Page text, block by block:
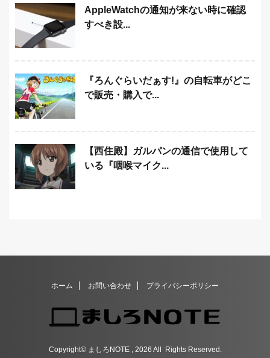
AppleWatchの通知が来ない時に確認
すべき設...
『ろんぐらいだぁす!』の自転車がどこ
で販売・購入で...
【西住殿】ガルパンの通信で使用して
いる『咽喉マイク...
ホーム お問い合わせ プライバシーポリシー
Copyright© ましろNOTE , 2026 All Rights Reserved.